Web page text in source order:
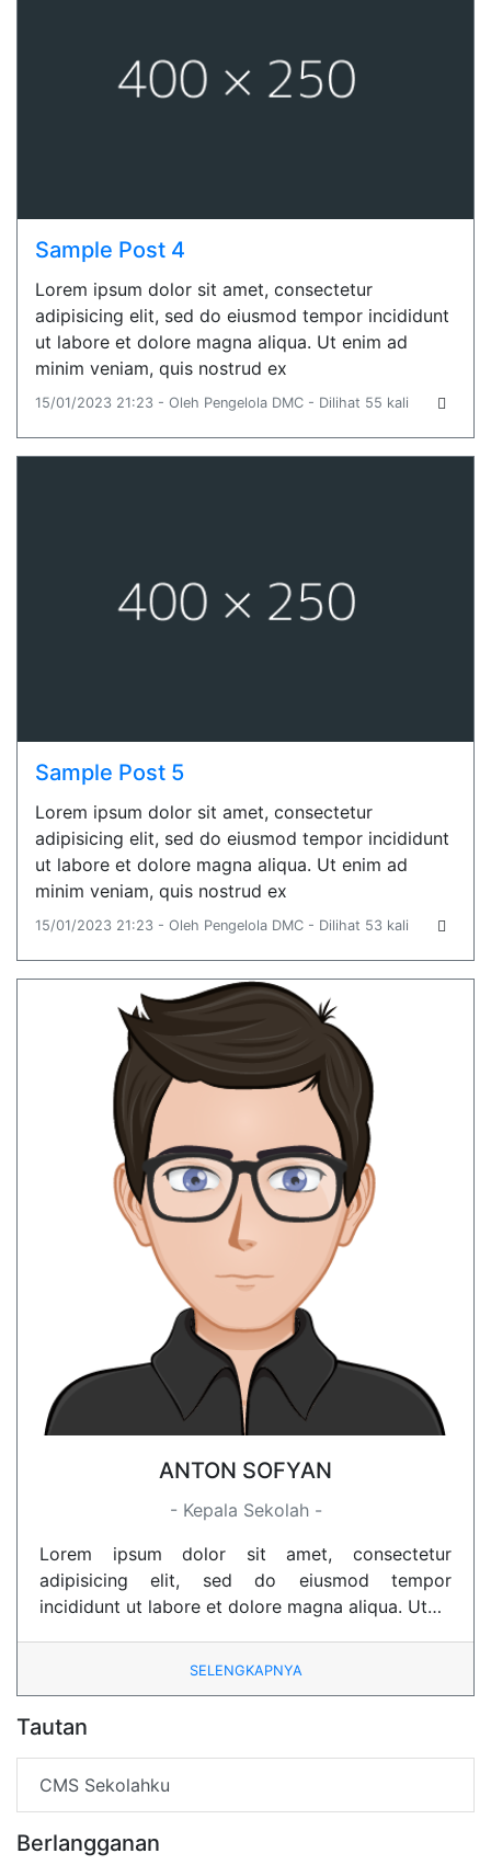
Sample Post 4
Lorem ipsum dolor sit amet, consectetur
adipisicing elit, sed do eiusmod tempor incididunt
ut labore et dolore magna aliqua. Ut enim ad
minim veniam, quis nostrud ex
15/01/2023 21:23 - Oleh Pengelola DMC - Dilihat 55 kali
Sample Post 5
Lorem ipsum dolor sit amet, consectetur
adipisicing elit, sed do eiusmod tempor incididunt
ut labore et dolore magna aliqua. Ut enim ad
minim veniam, quis nostrud ex
15/01/2023 21:23 - Oleh Pengelola DMC - Dilihat 53 kali
ANTON SOFYAN
- Kepala Sekolah -
Lorem ipsum dolor sit amet, consectetur
adipisicing elit, sed do eiusmod tempor
incididunt ut labore et dolore magna aliqua. Ut…
SELENGKAPNYA
Tautan
CMS Sekolahku
Berlangganan